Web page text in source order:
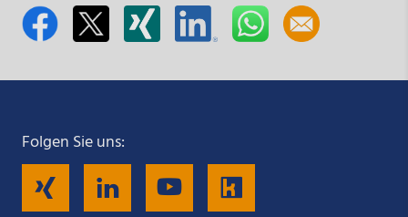
Folgen Sie uns:
FolgenFolgenFolgen